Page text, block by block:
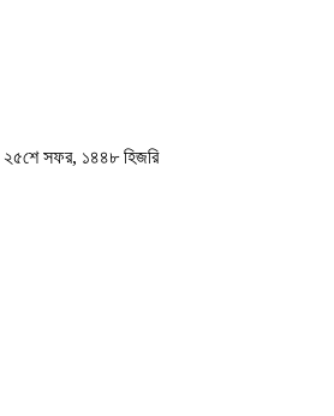
২৫শে সফর, ১৪৪৮ হিজরি